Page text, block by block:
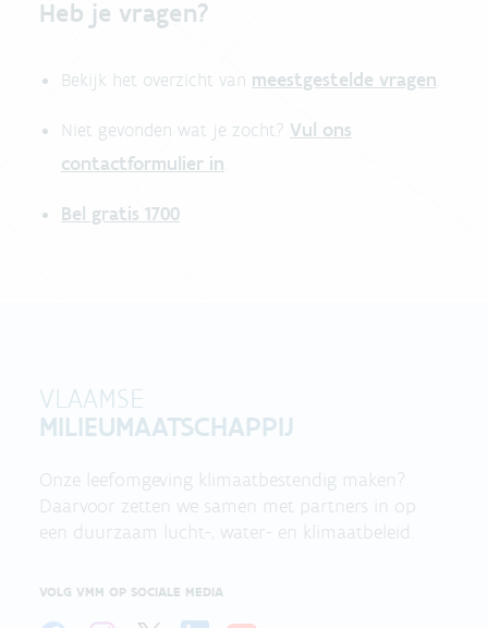
Heb je vragen?
Bekijk het overzicht van meestgestelde vragen
Niet gevonden wat je zocht? Vul ons
contactformulier in
Bel gratis 1700
VLAAMSE
MILIEUMAATSCHAPPIJ
Onze leefomgeving klimaatbestendig maken?
Daarvoor zetten we samen met partners in op
een duurzaam lucht-, water- en klimaatbeleid.
VOLG VMM OP SOCIALE MEDIA